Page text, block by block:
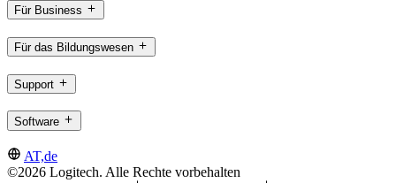
Für Business
Für das Bildungswesen
Support
Software
AT,de
©2026 Logitech. Alle Rechte vorbehalten